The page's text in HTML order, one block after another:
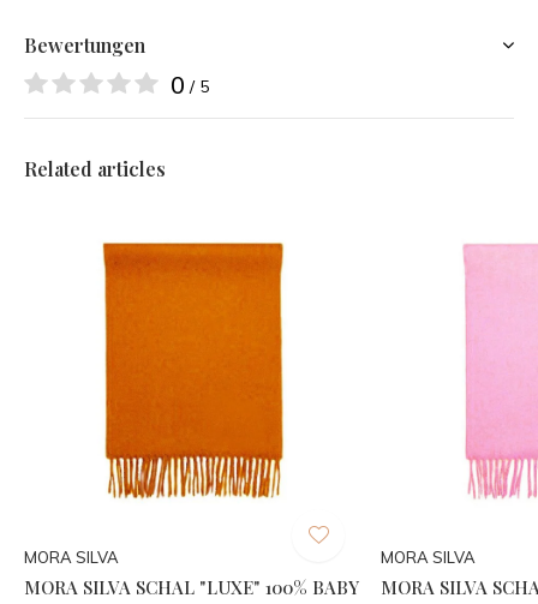
Bewertungen
0 / 5
Related articles
MORA SILVA
MORA SILVA SCHAL "LUXE" 100% BABY
MORA SILVA
MORA SILVA